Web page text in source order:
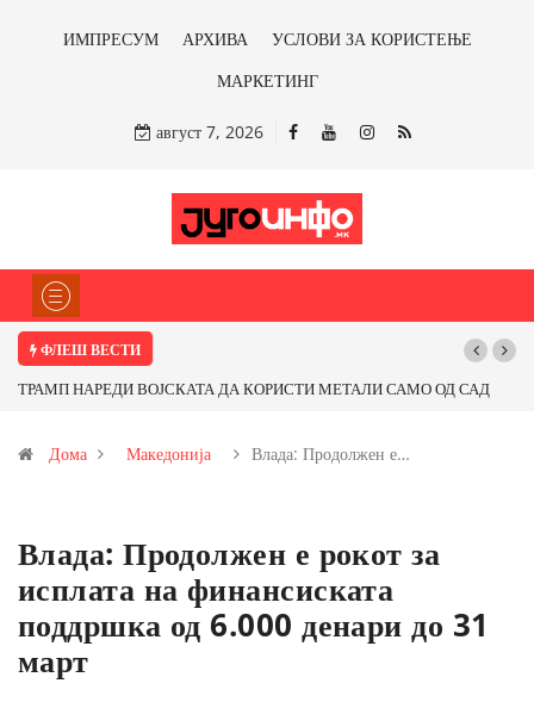
ИМПРЕСУМ АРХИВА
УСЛОВИ ЗА КОРИСТЕЊЕ
МАРКЕТИНГ
август 7, 2026
ФЛЕШ ВЕСТИ
ТРАМП НАРЕДИ ВОЈСКАТА ДА КОРИСТИ МЕТАЛИ САМО ОД САД
Иловица и со антимонот?
Дома Македонија Влада: Продолжен е…
Влада: Продолжен е рокот за
исплата на финансиската
поддршка од 6.000 денари до 31
март